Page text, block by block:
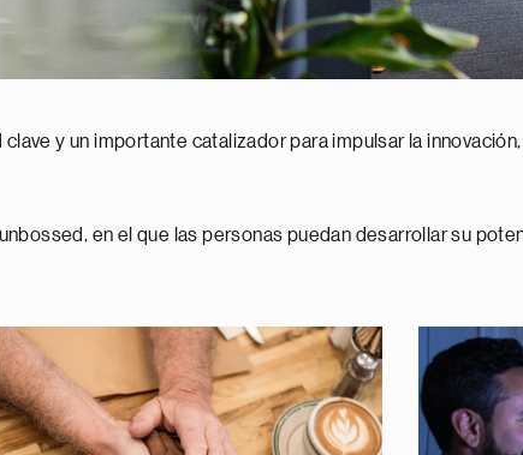
y un importante catalizador para impulsar la
en el que las personas puedan desarrollar su